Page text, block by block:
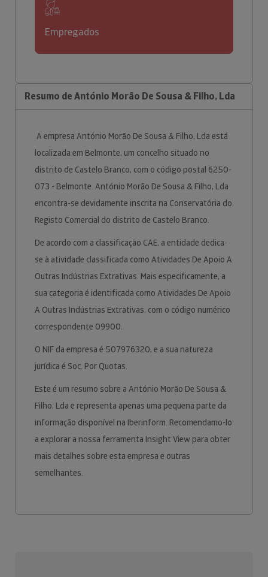
Empregados
Resumo de António Morão De Sousa & Filho, Lda
A empresa António Morão De Sousa & Filho, Lda está
localizada em Belmonte, um concelho situado no
distrito de Castelo Branco, com o código postal 6250-
073 - Belmonte. António Morão De Sousa & Filho, Lda
encontra-se devidamente inscrita na Conservatória do
Registo Comercial do distrito de Castelo Branco.
De acordo com a classificação CAE, a entidade dedica-
se à atividade classificada como Atividades De Apoio A
Outras Indústrias Extrativas. Mais especificamente, a
sua categoria é identificada como Atividades De Apoio
A Outras Indústrias Extrativas, com o código numérico
correspondente 09900.
O NIF da empresa é 507976320, e a sua natureza
jurídica é Soc. Por Quotas.
Este é um resumo sobre a António Morão De Sousa &
Filho, Lda e representa apenas uma pequena parte da
informação disponível na Iberinform. Recomendamo-lo
a explorar a nossa ferramenta Insight View para obter
mais detalhes sobre esta empresa e outras
semelhantes.